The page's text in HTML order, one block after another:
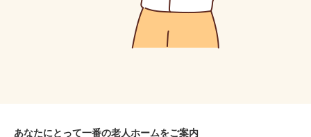
あなたにとって一番の老人ホームをご案内